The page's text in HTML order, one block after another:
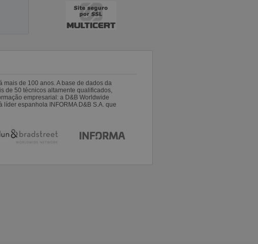
mais de 100 anos. A base de dados da
de 50 técnicos altamente qualificados,
empresarial: a D&B Worldwide
líder espanhola INFORMA D&B S.A. que